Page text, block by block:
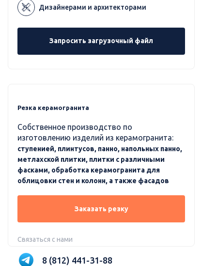
Дизайнерами и архитекторами
Запросить загрузочный файл
Резка керамогранита
Собственное производство по
изготовлению изделий из керамогранита:
ступенией, плинтусов, панно, напольных панно,
метлахской плитки, плитки с различными
фасками, обработка керамогранита для
облицовки стен и колонн, а также фасадов
Заказать резку
Связаться с нами
8 (812) 441-31-88